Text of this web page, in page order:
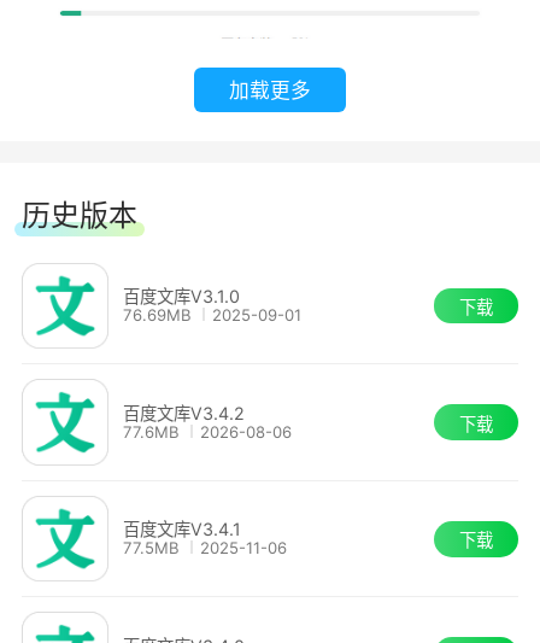
制的阅读体验，舒适自然
多端同步：随时随地地阅读文档，启发灵感的
个性推荐：优质文档精准推送，心灵感应般的
3、最后软件就安装完成了。
加载更多
历史版本
百度文库V3.1.0
76.69MB 2025-09-01 下载
百度文库V3.4.2
77.6MB 2026-08-06 下载
百度文库V3.4.1
77.5MB 2025-11-06 下载